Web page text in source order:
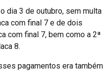
dia 3 de outubro, sem multa
com final 7 e de dois
com final 7, bem como a 2ª
8.
pagamentos era também